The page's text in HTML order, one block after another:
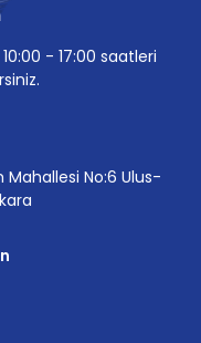
- 17:00 saatleri
No:6 Ulus-